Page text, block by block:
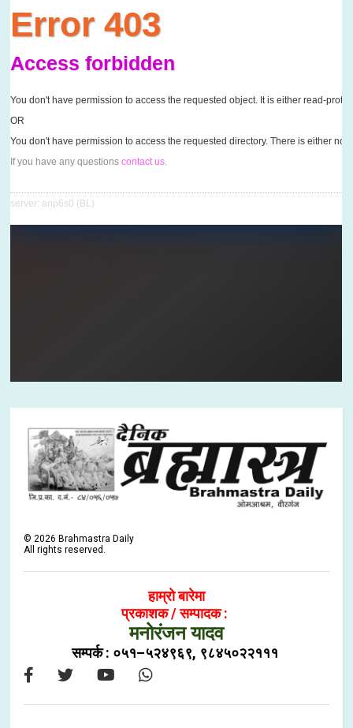
© 2026 Brahmastra Daily
All rights reserved.
हाम्रो बारेमा
प्रकाशक / सम्पादक :
मनोरंजन यादव
सम्पर्क : ०५१–५२४९६९, ९८४५०२२१११